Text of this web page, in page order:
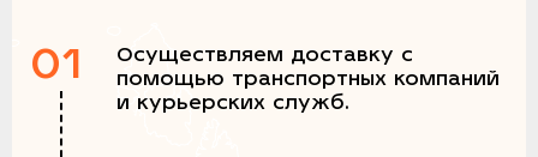
01
Осуществляем доставку с
помощью транспортных компаний
и курьерских служб.